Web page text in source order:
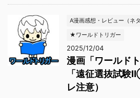
A漫画感想・レビュー（ネ
★ワールドトリガー
2025/12/04
漫画「ワールド
「遠征選抜試
レ注意）